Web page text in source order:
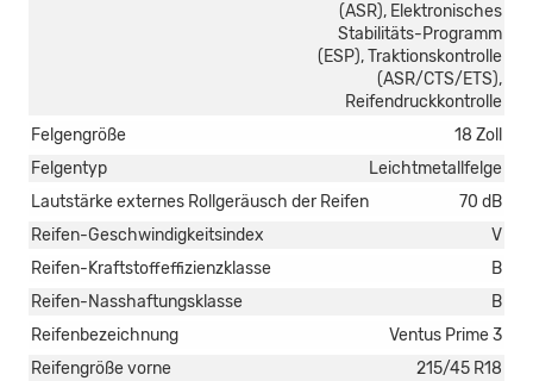
(ASR), Elektronisches
Stabilitäts-Programm
(ESP), Traktionskontrolle
(ASR/CTS/ETS),
Reifendruckkontrolle
Felgengröße
18 Zoll
Felgentyp
Leichtmetallfelge
Lautstärke externes Rollgeräusch der Reifen
70 dB
Reifen-Geschwindigkeitsindex
V
Reifen-Kraftstoffeffizienzklasse
B
Reifen-Nasshaftungsklasse
B
Reifenbezeichnung
Ventus Prime 3
Reifengröße vorne
215/45 R18